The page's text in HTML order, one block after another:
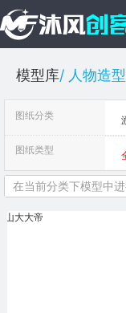
模型库 人物造型
图纸分类
图纸类型